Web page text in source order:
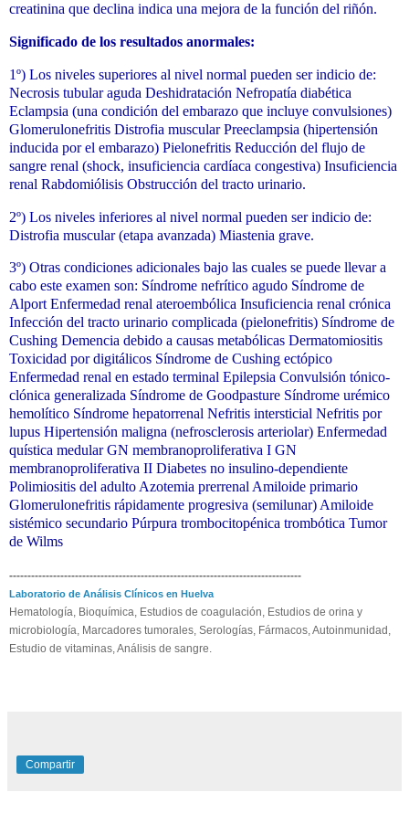
creatinina que declina indica una mejora de la función del riñón.
Significado de los resultados anormales:
1º) Los niveles superiores al nivel normal pueden ser indicio de:
Necrosis tubular aguda Deshidratación Nefropatía diabética
Eclampsia (una condición del embarazo que incluye convulsiones)
Glomerulonefritis Distrofia muscular Preeclampsia (hipertensión
inducida por el embarazo) Pielonefritis Reducción del flujo de
sangre renal (shock, insuficiencia cardíaca congestiva) Insuficiencia
renal Rabdomiólisis Obstrucción del tracto urinario.
2º) Los niveles inferiores al nivel normal pueden ser indicio de:
Distrofia muscular (etapa avanzada) Miastenia grave.
3º) Otras condiciones adicionales bajo las cuales se puede llevar a
cabo este examen son: Síndrome nefrítico agudo Síndrome de
Alport Enfermedad renal ateroembólica Insuficiencia renal crónica
Infección del tracto urinario complicada (pielonefritis) Síndrome de
Cushing Demencia debido a causas metabólicas Dermatomiositis
Toxicidad por digitálicos Síndrome de Cushing ectópico
Enfermedad renal en estado terminal Epilepsia Convulsión tónico-
clónica generalizada Síndrome de Goodpasture Síndrome urémico
hemolítico Síndrome hepatorrenal Nefritis intersticial Nefritis por
lupus Hipertensión maligna (nefrosclerosis arteriolar) Enfermedad
quística medular GN membranoproliferativa I GN
membranoproliferativa II Diabetes no insulino-dependiente
Polimiositis del adulto Azotemia prerrenal Amiloide primario
Glomerulonefritis rápidamente progresiva (semilunar) Amiloide
sistémico secundario Púrpura trombocitopénica trombótica Tumor
de Wilms
--------------------------------------------------------------------------------
Laboratorio de Análisis Clínicos en Huelva
Hematología, Bioquímica, Estudios de coagulación, Estudios de orina y
microbiología, Marcadores tumorales, Serologías, Fármacos, Autoinmunidad,
Estudio de vitaminas, Análisis de sangre.
Compartir